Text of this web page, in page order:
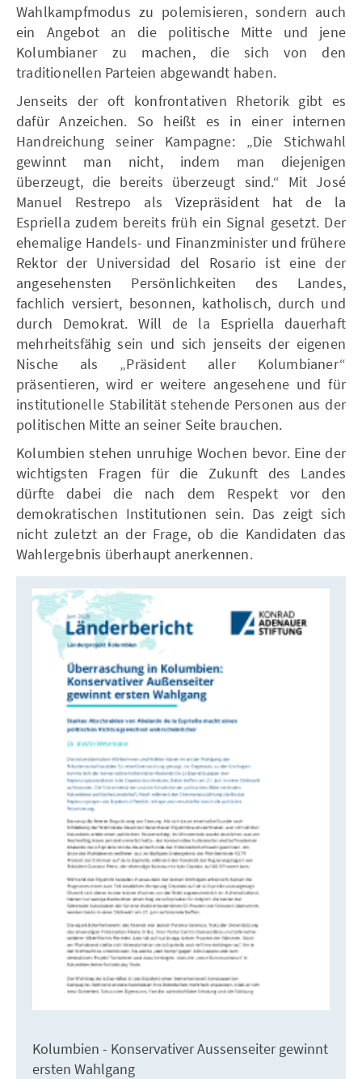
Wahlkampfmodus zu polemisieren, sondern auch
ein Angebot an die politische Mitte und jene
Kolumbianer zu machen, die sich von den
traditionellen Parteien abgewandt haben.
Jenseits der oft konfrontativen Rhetorik gibt es
dafür Anzeichen. So heißt es in einer internen
Handreichung seiner Kampagne: „Die Stichwahl
gewinnt man nicht, indem man diejenigen
überzeugt, die bereits überzeugt sind.“ Mit José
Manuel Restrepo als Vizepräsident hat de la
Espriella zudem bereits früh ein Signal gesetzt. Der
ehemalige Handels- und Finanzminister und frühere
Rektor der Universidad del Rosario ist eine der
angesehensten Persönlichkeiten des Landes,
fachlich versiert, besonnen, katholisch, durch und
durch Demokrat. Will de la Espriella dauerhaft
mehrheitsfähig sein und sich jenseits der eigenen
Nische als „Präsident aller Kolumbianer“
präsentieren, wird er weitere angesehene und für
institutionelle Stabilität stehende Personen aus der
politischen Mitte an seiner Seite brauchen.
Kolumbien stehen unruhige Wochen bevor. Eine der
wichtigsten Fragen für die Zukunft des Landes
dürfte dabei die nach dem Respekt vor den
demokratischen Institutionen sein. Das zeigt sich
nicht zuletzt an der Frage, ob die Kandidaten das
Wahlergebnis überhaupt anerkennen.
Kolumbien - Konservativer Aussenseiter gewinnt
ersten Wahlgang